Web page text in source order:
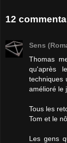
12
Sens
Thomas
qu'après
techniques
amélioré le
Tous les
Tom et le
Les gens